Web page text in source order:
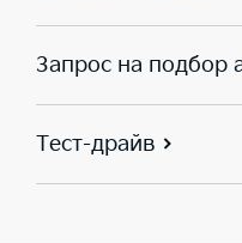
Запрос на подбор
Тест-драйв